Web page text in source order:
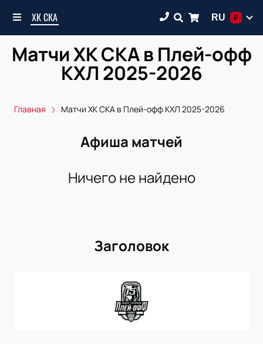
ХК СКА RU ₽
Матчи ХК СКА в Плей-офф
КХЛ 2025-2026
Главная Матчи ХК СКА в Плей-офф КХЛ 2025-2026
Афиша матчей
Ничего не найдено
Заголовок